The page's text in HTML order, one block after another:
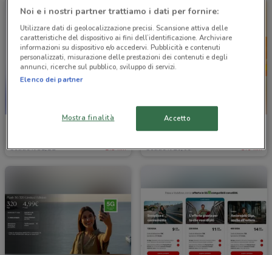
Scade il 31/12 1.3 km
Uci Cinemas
Scade il 20/09 3.6 km
Noi e i nostri partner trattiamo i dati per fornire:
Utilizzare dati di geolocalizzazione precisi. Scansione attiva delle
caratteristiche del dispositivo ai fini dell’identificazione. Archiviare
informazioni su dispositivo e/o accedervi. Pubblicità e contenuti
personalizzati, misurazione delle prestazioni dei contenuti e degli
annunci, ricerche sul pubblico, sviluppo di servizi.
Elenco dei partner
Mostra finalità Accetto